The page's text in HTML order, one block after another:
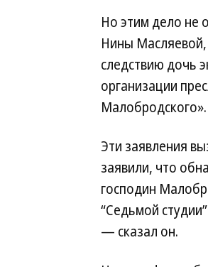
Но этим дело не
Нины Масляевой,
следствию дочь
организации
Малобродского».
Эти заявления
заявили, что
господин
“Седьмой
— сказал он.